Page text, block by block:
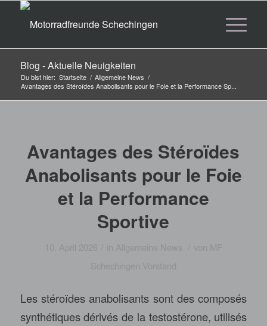
Blog - Aktuelle Neuigkeiten
Du bist hier: Startseite / Allgemeine News /
Avantages des Stéroïdes Anabolisants pour le Foie et la Performance Sp...
Avantages des Stéroïdes
Anabolisants pour le Foie
et la Performance
Sportive
10. April 2026 in Allgemeine News von
Schechingen Vorstand
Les stéroïdes anabolisants sont des composés
synthétiques dérivés de la testostérone, utilisés